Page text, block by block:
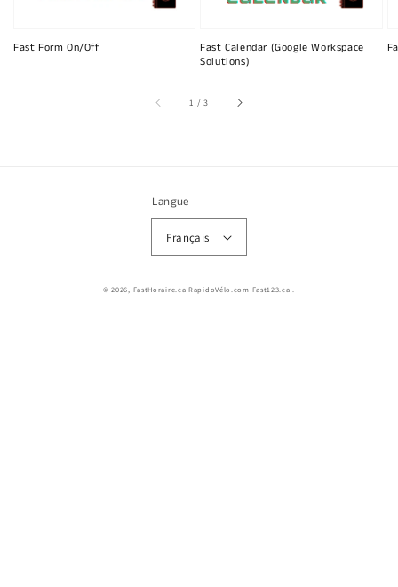
Fast Form On/Off
Fast Calendar (Google Workspace
Solutions)
1 /sur
3
Langue
Français
© 2026, FastHoraire.ca RapidoVélo.com Fast123.ca .